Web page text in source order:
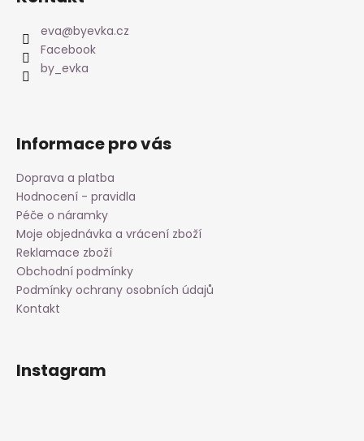
eva@byevka.cz
Facebook
by_evka
Informace pro vás
Doprava a platba
Hodnocení - pravidla
Péče o náramky
Moje objednávka a vrácení zboží
Reklamace zboží
Obchodní podmínky
Podmínky ochrany osobních údajů
Kontakt
Instagram